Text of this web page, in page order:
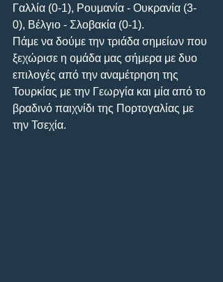
Γαλλία (0-1), Ρουμανία - Ουκρανία (3-
0), Βέλγιο - Σλοβακία (0-1).
Πάμε να δούμε την τριάδα σημείων που
ξεχώρισε η ομάδα μας σήμερα με δυο
επιλογές από την αναμέτρηση της
Τουρκίας με την Γεωργία και μία από το
βραδινό παιχνίδι της Πορτογαλίας με
την Τσεχία.